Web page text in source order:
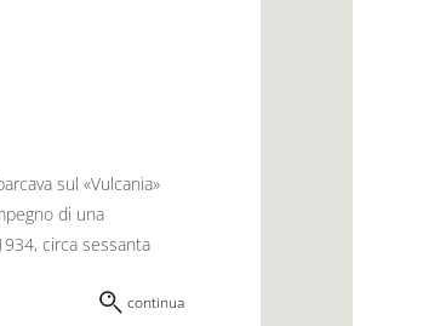
sul «Vulcania»
di una
circa sessanta
continua